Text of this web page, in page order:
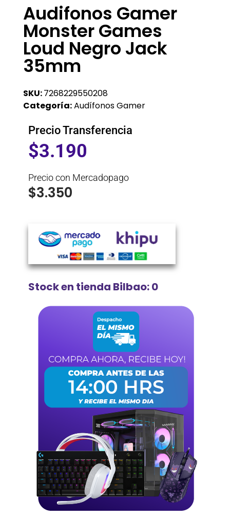
Audifonos Gamer
Monster Games
Loud Negro Jack
35mm
SKU:7268229550208
Categoría:Audífonos Gamer
Precio Transferencia
$3.190
Precio con Mercadopago
$3.350
Stock en tienda Bilbao: 0